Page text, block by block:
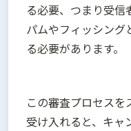
る必要、つまり受
パムやフィッシング
る必要があります。
この審査プロセス
受け入れると、キャ